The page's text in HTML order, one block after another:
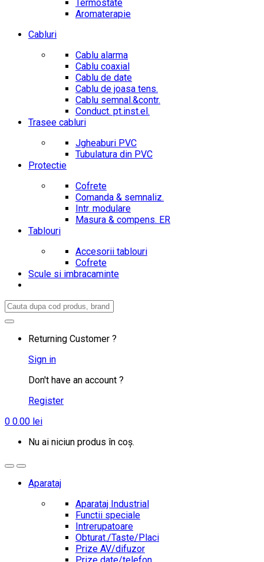
Termostate
Aromaterapie
Cabluri
Cablu alarma
Cablu coaxial
Cablu de date
Cablu de joasa tens.
Cablu semnal.&contr.
Conduct. pt.inst.el.
Trasee cabluri
Jgheaburi PVC
Tubulatura din PVC
Protectie
Cofrete
Comanda & semnaliz.
Intr. modulare
Masura & compens. ER
Tablouri
Accesorii tablouri
Cofrete
Scule si imbracaminte
Search
Returning Customer ?
Sign in
Don't have an account ?
Register
0 0.00 lei
Nu ai niciun produs în coș.
Aparataj
Aparataj Industrial
Functii speciale
Intrerupatoare
Obturat./Taste/Placi
Prize AV/difuzor